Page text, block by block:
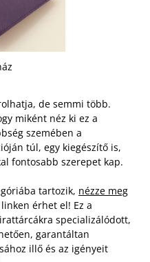
de semmi több.
miként néz ki ez a
szemében a
túl, egy kiegészítő is,
fontosabb szerepet kap.
tartozik, nézze meg
érhet el! Ez a
specializálódott,
garantáltan
illő és az igényeit